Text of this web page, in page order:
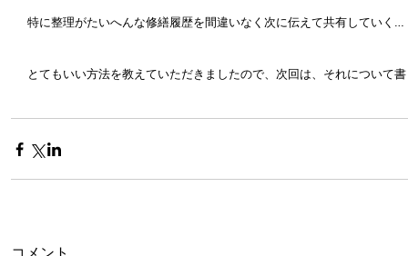
特に整理がたいへんな修繕履歴を間違いなく次に伝えて共有していく…
とてもいい方法を教えていただきましたので、次回は、それについて
コメント